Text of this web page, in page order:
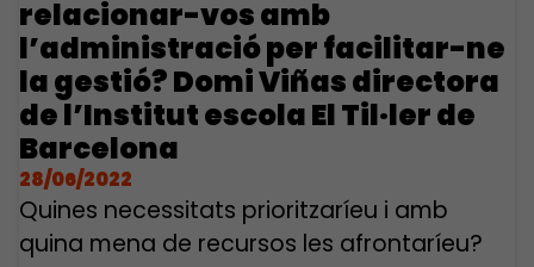
relacionar-vos amb
l’administració per facilitar-ne
la gestió? Domi Viñas directora
de l’Institut escola El Til·ler de
Barcelona
28/06/2022
Quines necessitats prioritzaríeu i amb
quina mena de recursos les afrontaríeu?